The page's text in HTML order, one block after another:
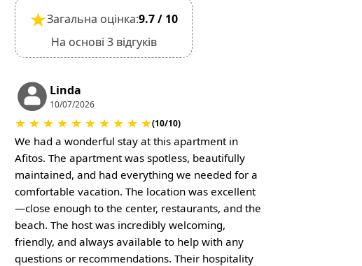
★Загальна оцінка:9.7 / 10
На основі 3 відгуків
Linda
10/07/2026
★ ★ ★ ★ ★ ★ ★ ★ ★ ★(10/10)
We had a wonderful stay at this apartment in
Afitos. The apartment was spotless, beautifully
maintained, and had everything we needed for a
comfortable vacation. The location was excellent
—close enough to the center, restaurants, and the
beach. The host was incredibly welcoming,
friendly, and always available to help with any
questions or recommendations. Their hospitality